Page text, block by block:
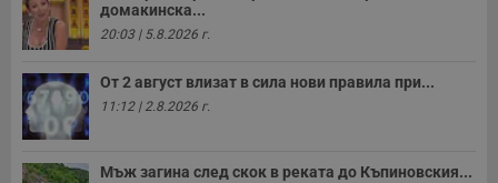
домакинска...
20:03 | 5.8.2026 г.
От 2 август влизат в сила нови правила при...
11:12 | 2.8.2026 г.
Мъж загина след скок в реката до Къпиновския...